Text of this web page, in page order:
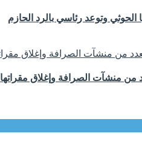
وتوعد رئاسي بالرد الحازم
منشآت الصرافة وإغلاق مقراتها